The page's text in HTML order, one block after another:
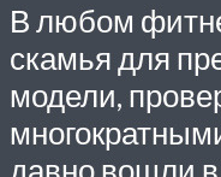
В любом
скамья для
модели,
давно вошли в